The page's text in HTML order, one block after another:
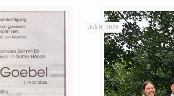
Juli 8, 2026